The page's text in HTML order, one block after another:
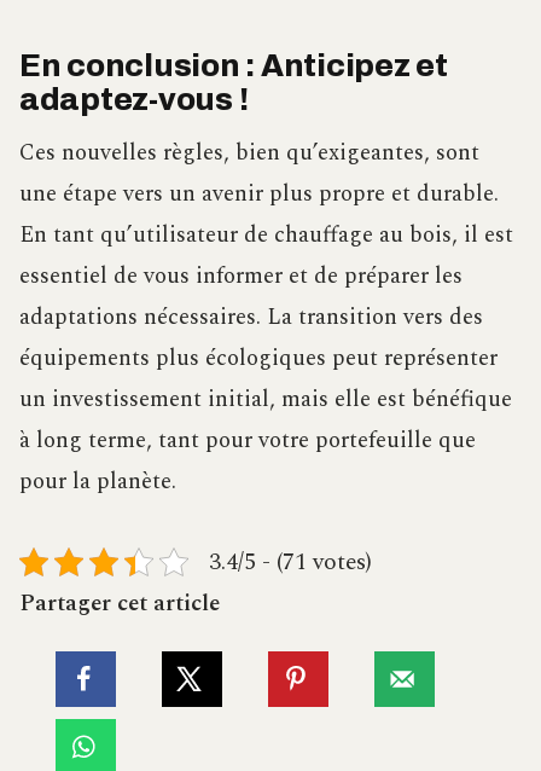
En conclusion : Anticipez et
adaptez-vous !
Ces nouvelles règles, bien qu’exigeantes, sont
une étape vers un avenir plus propre et durable.
En tant qu’utilisateur de chauffage au bois, il est
essentiel de vous informer et de préparer les
adaptations nécessaires. La transition vers des
équipements plus écologiques peut représenter
un investissement initial, mais elle est bénéfique
à long terme, tant pour votre portefeuille que
pour la planète.
3.4/5 - (71 votes)
Partager cet article